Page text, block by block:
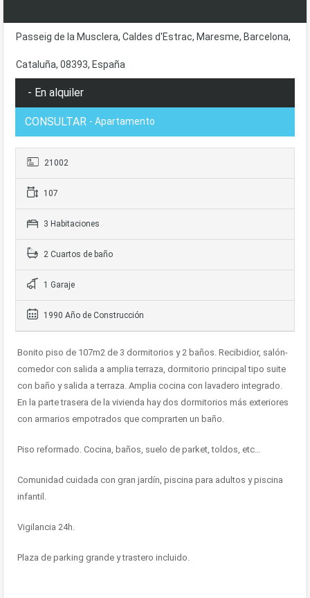
Passeig de la Musclera, Caldes d'Estrac, Maresme, Barcelona,
Cataluña, 08393, España
- En alquiler
CONSULTAR - Apartamento
21002
107
3 Habitaciones
2 Cuartos de baño
1 Garaje
1990 Año de Construcción
Bonito piso de 107m2 de 3 dormitorios y 2 baños. Recibidior, salón-
comedor con salida a amplia terraza, dormitorio principal tipo suite
con baño y salida a terraza. Amplia cocina con lavadero integrado.
En la parte trasera de la vivienda hay dos dormitorios más exteriores
con armarios empotrados que comprarten un baño.
Piso reformado. Cocina, baños, suelo de parket, toldos, etc…
Comunidad cuidada con gran jardín, piscina para adultos y piscina
infantil.
Vigilancia 24h.
Plaza de parking grande y trastero incluido.